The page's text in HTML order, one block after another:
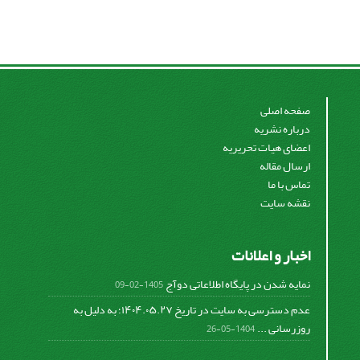
صفحه اصلی
درباره نشریه
اعضای هیات تحریریه
ارسال مقاله
تماس با ما
نقشه سایت
اخبار و اعلانات
نمایه شدن در پایگاه اطلاعاتی دوآج1405-02-09
عدم دسترسی به سایت در تاریخ ۱۴۰۴.۰۵.۲۷؛ به دلیل به
روزرسانی ...1404-05-26